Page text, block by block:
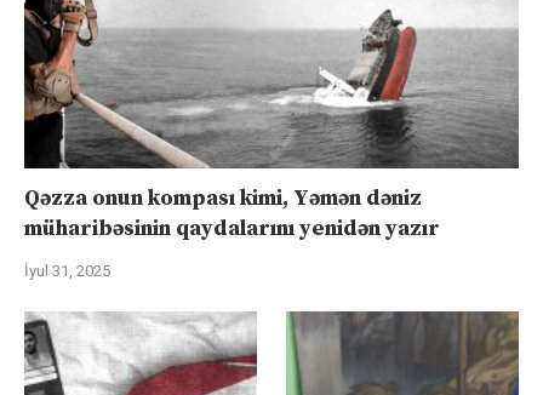
Qəzza onun kompası kimi, Yəmən dəniz
müharibəsinin qaydalarını yenidən yazır
İyul 31, 2025